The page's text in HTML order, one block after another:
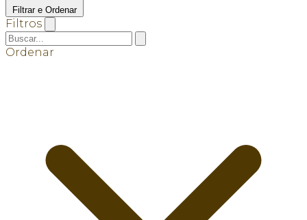
Filtrar e Ordenar
Filtros
Ordenar